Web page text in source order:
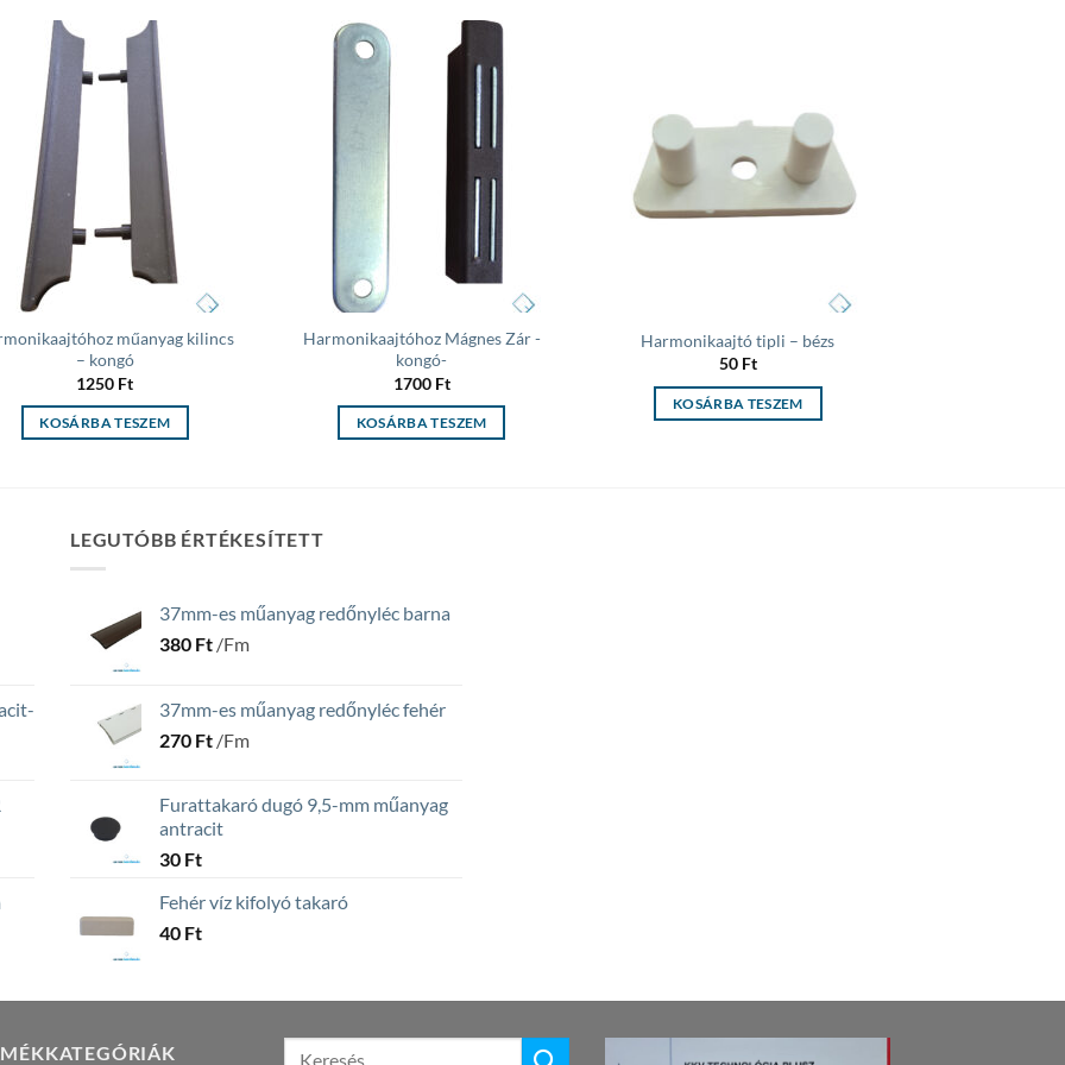
műanyag kilincs
– kongó
1250 Ft
KOSÁRBA TESZEM
Harmonikaajtóhoz Mágnes Zár -
kongó-
1700 Ft
KOSÁRBA TESZEM
Harmonikaajtó tipli – bézs
50 Ft
KOSÁRBA TESZEM
LEGUTÓBB ÉRTÉKESÍTETT
37mm-es műanyag redőnyléc barna
380 Ft /Fm
37mm-es műanyag redőnyléc fehér
270 Ft /Fm
Furattakaró dugó 9,5-mm műanyag
antracit
30 Ft
Fehér víz kifolyó takaró
40 Ft